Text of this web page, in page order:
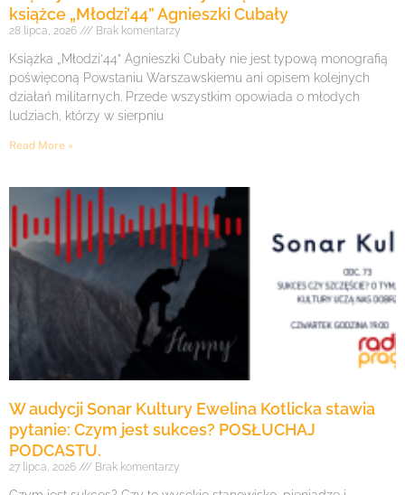
książce „Młodzi’44” Agnieszki Cubały
28 lipca, 2026 Brak komentarzy
Książka „Młodzi’44” Agnieszki Cubały nie jest typową monografią
poświęconą Powstaniu Warszawskiemu ani opisem kolejnych
działań militarnych. Przede wszystkim opowiada o młodych
ludziach, którzy w sierpniu
Read More »
W audycji Sonar Kultury Ewelina Kotlicka stawia
pytanie: Czym jest sukces? POSŁUCHAJ
PODCASTU.
27 lipca, 2026 Brak komentarzy